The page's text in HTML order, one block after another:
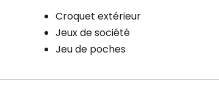
Croquet extérieur
Jeux de société
Jeu de poches